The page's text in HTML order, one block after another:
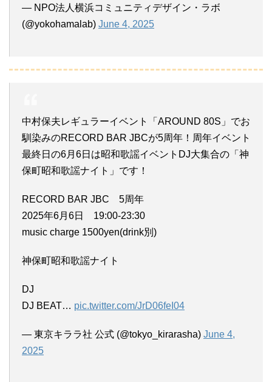
— NPO法人横浜コミュニティデザイン・ラボ
(@yokohamalab) June 4, 2025
中村保夫レギュラーイベント「AROUND 80S」でお
馴染みのRECORD BAR JBCが5周年！周年イベント
最終日の6月6日は昭和歌謡イベントDJ大集合の「神
保町昭和歌謡ナイト」です！
RECORD BAR JBC 5周年
2025年6月6日 19:00-23:30
music charge 1500yen(drink別)
神保町昭和歌謡ナイト
DJ
DJ BEAT… pic.twitter.com/JrD06feI04
— 東京キララ社 公式 (@tokyo_kirarasha) June 4,
2025